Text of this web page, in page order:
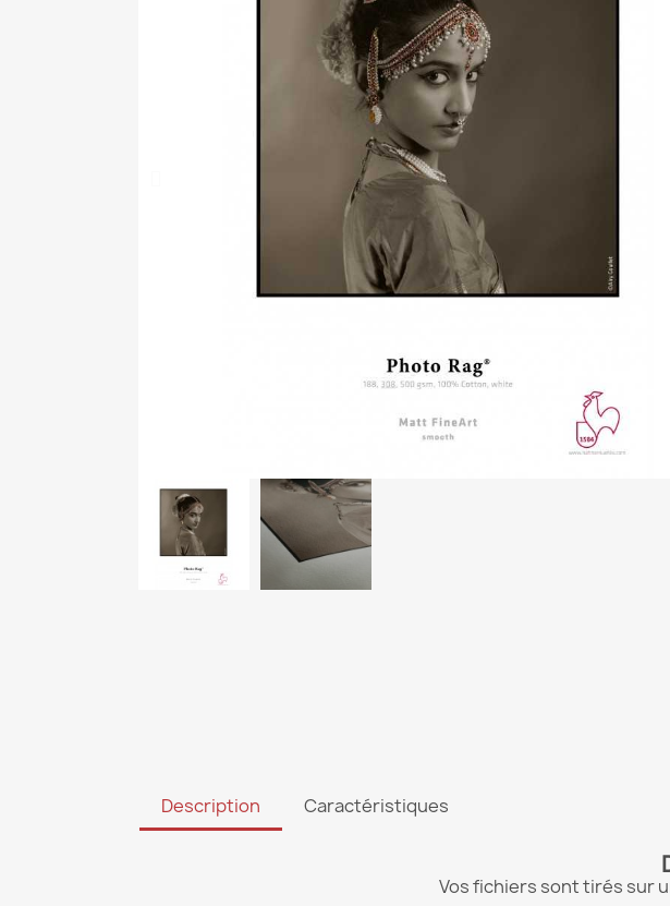
Description Caractéristiques
Vos fichiers sont tirés sur